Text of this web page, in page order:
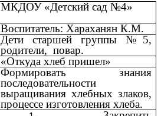
МКДОУ «Детский сад №4»
Воспитатель: Хараханян К.М.
Дети старшей группы №5,
родители, повар.
«Откуда хлеб пришел»
Формировать знания
последовательности
выращивания хлебных злаков,
процессе изготовления хлеба.